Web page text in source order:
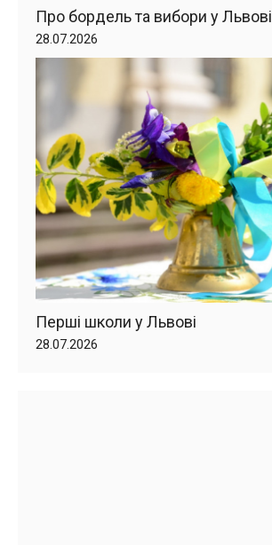
Про бордель та вибори у Львові
28.07.2026
Перші школи у Львові
28.07.2026